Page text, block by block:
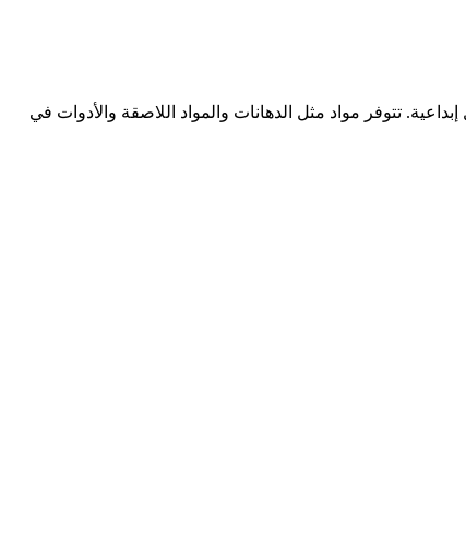
تتوفر مواد مثل الدهانات والمواد اللاصقة والأدوات في